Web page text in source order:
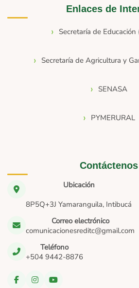
Enlaces de
Secretaría de Educación
Secretaría de Agricultura y
SENASA
PYMERURAL
Contáctenos
Ubicación
8P5Q+3J Yamaranguila, Intibucá
Correo electrónico
comunicacionesreditc@gmail.com
Teléfono
+504 9442-8876